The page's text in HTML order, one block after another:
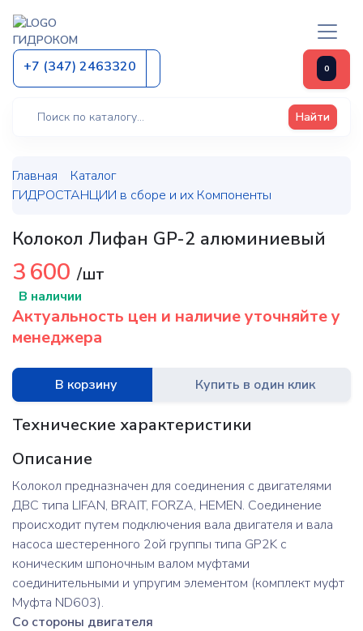
ГИДРОКОМ
+7 (347) 2463320 0
Найти
Главная
Каталог
ГИДРОСТАНЦИИ в сборе и их Компоненты
Колокол Лифан GP-2 алюминиевый
3 600 /шт
В наличии
Актуальность цен и наличие уточняйте у
менеджера
В корзину Купить в один клик
Технические характеристики
Описание
Колокол предназначен для соединения с двигателями
ДВС типа LIFAN, BRAIT, FORZA, HEMEN. Соединение
происходит путем подключения вала двигателя и вала
насоса шестеренного 2ой группы типа GP2K с
коническим шпоночным валом муфтами
соединительными и упругим элементом (комплект муфт
Муфта ND603).
Со стороны двигателя